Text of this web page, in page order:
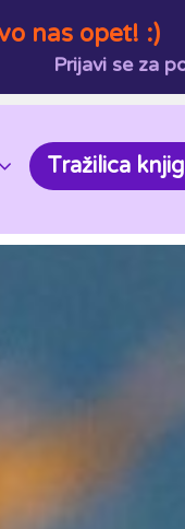
nas opet! :)
Prijavi se za
Tražilica